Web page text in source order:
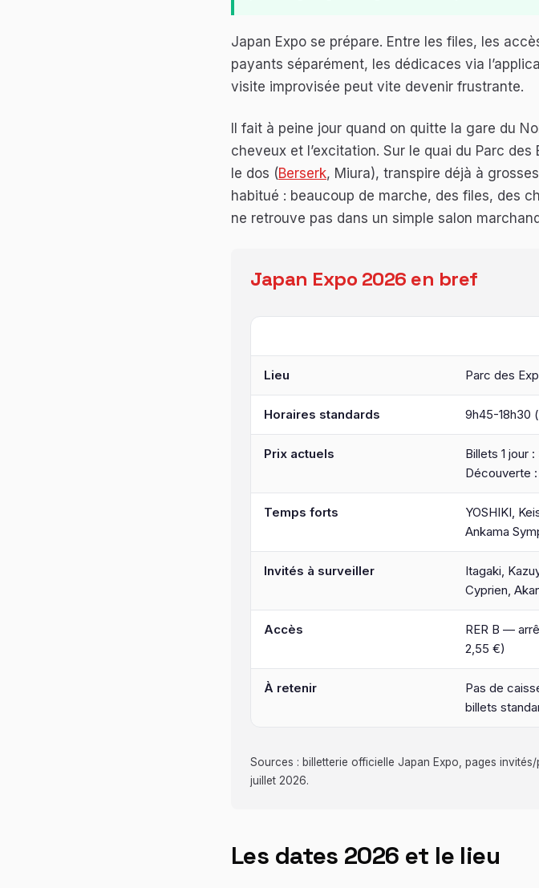
Japan Expo se prépare. Entre les files, les
payants séparément, les dédicaces via
visite improvisée peut vite devenir frustrante.
Il fait à peine jour quand on quitte la gare du
cheveux et l’excitation. Sur le quai du Parc
le dos (Berserk, Miura), transpire déjà à
habitué : beaucoup de marche, des files, des
ne retrouve pas dans un simple salon
Japan Expo 2026 en bref
Lieu Parc des
Horaires standards 9h45-18h30
Prix actuels
Billets 1 jour
Découverte :
Temps forts
YOSHIKI,
Ankama
Invités à surveiller
Itagaki,
Cyprien,
Accès
RER B —
2,55 €)
À retenir
Pas de
billets
Sources : billetterie officielle Japan Expo, pages
juillet 2026.
Les dates 2026 et le lieu